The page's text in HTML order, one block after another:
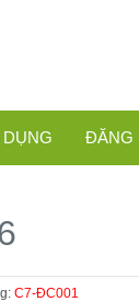
ĐĂNG
C7-ĐC001